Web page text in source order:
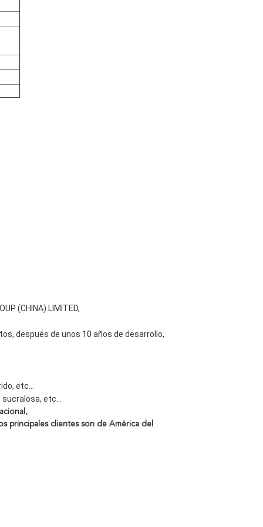
(CHINA) LIMITED,
después de unos 10 años de desarrollo,
etc...
etc...
principales clientes son de América del